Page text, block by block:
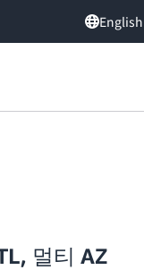
English
멀티 AZ